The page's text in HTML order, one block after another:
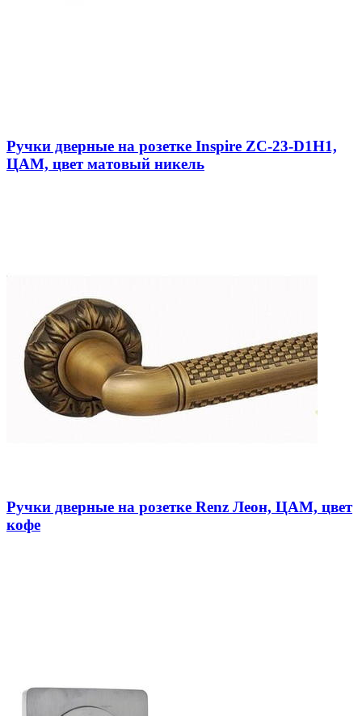
Ручки дверные на розетке Inspire ZC-23-D1H1,
ЦАМ, цвет матовый никель
Ручки дверные на розетке Renz Леон, ЦАМ, цвет
кофе